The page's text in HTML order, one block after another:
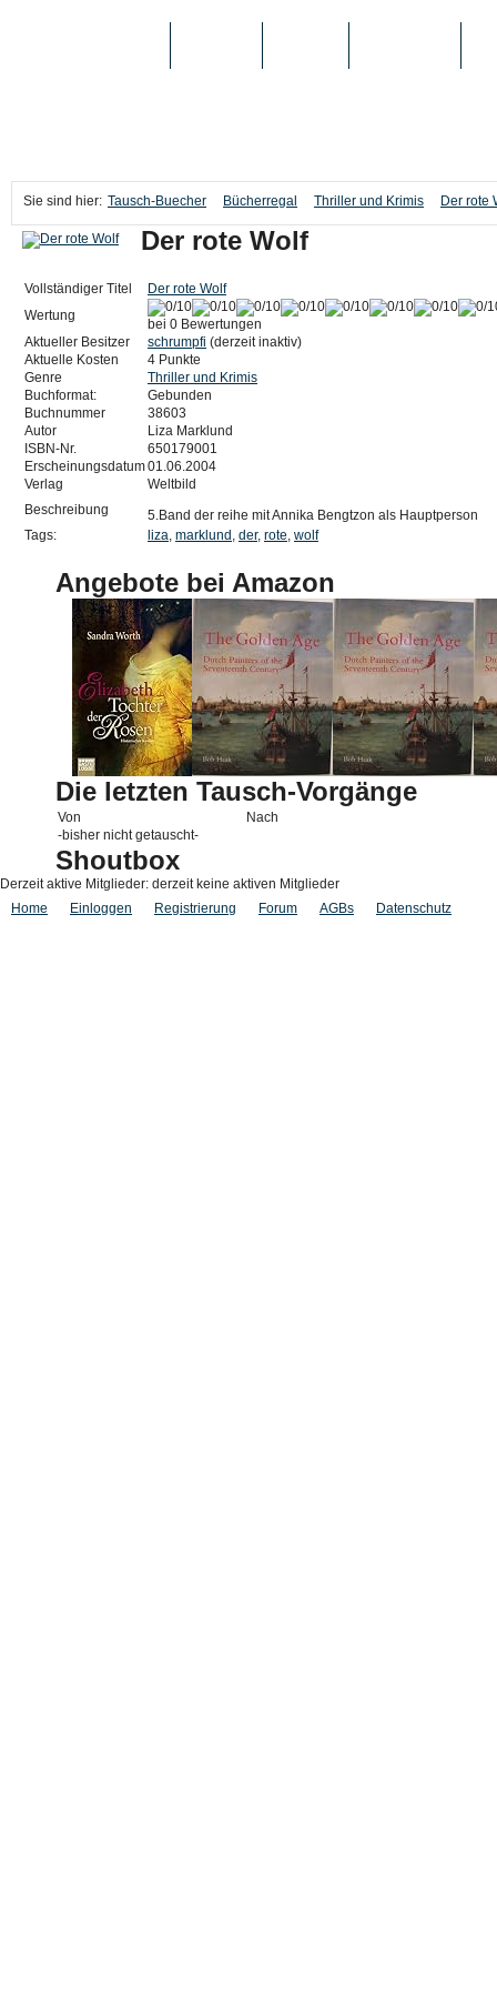
Sie sind hier: Tausch-Buecher Bücherregal Thriller und Krimis Der rote
Der rote Wolf
Vollständiger Titel
Der rote Wolf
Wertung
bei 0 Bewertungen
Aktueller Besitzer
schrumpfi (derzeit inaktiv)
Aktuelle Kosten
4 Punkte
Genre
Thriller und Krimis
Buchformat:
Gebunden
Buchnummer
38603
Autor
Liza Marklund
ISBN-Nr.
650179001
Erscheinungsdatum01.06.2004
Verlag
Weltbild
Beschreibung
5.Band der reihe mit Annika Bengtzon als Hauptperson
Tags:
liza, marklund , der, rote, wolf
Angebote bei Amazon
Die letzten Tausch-Vorgänge
Von
Nach
-bisher nicht getauscht-
Shoutbox
Derzeit aktive Mitglieder: derzeit keine aktiven Mitglieder
Home
Einloggen Registrierung Forum AGBs Datenschutz